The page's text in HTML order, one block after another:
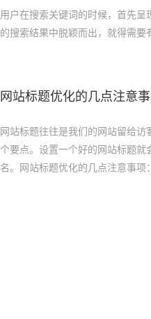
用户在搜索关键词的时候，首先
的搜索结果中脱颖而出，就得需要
网站标题优化的几点注意
网站标题往往是我们的网站留给
个要点。设置一个好的网站标题
名。网站标题优化的几点注意事项：